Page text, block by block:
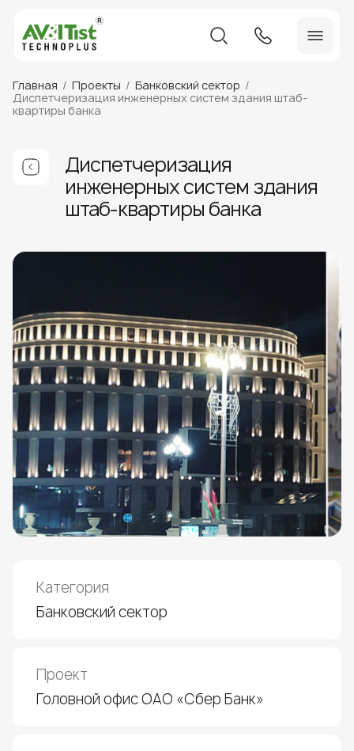
Главная Проекты
Банковский сектор
Диспетчеризация инженерных систем здания штаб-
квартиры банка
Диспетчеризация
инженерных систем здания
штаб-квартиры банка
Категория
Банковский сектор
Проект
Головной офис ОАО «Сбер Банк»